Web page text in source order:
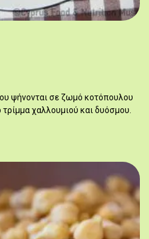
ψήνονται σε ζωμό κοτόπουλου
χαλλουμιού και δυόσμου.